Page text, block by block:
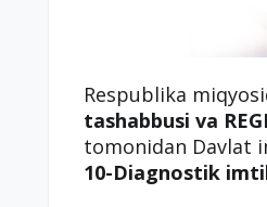
Respublika
tashabbusi va
tomonidan Davlat
10-Diagnostik